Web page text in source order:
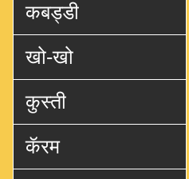
कबड्डी
खो-खो
कुस्ती
कॅरम